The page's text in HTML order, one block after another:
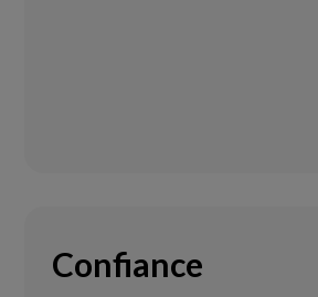
Confiance